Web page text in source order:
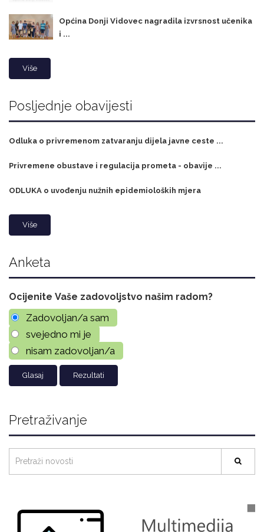
Općina Donji Vidovec nagradila izvrsnost učenika
i ...
Više
Posljednje obavijesti
Odluka o privremenom zatvaranju dijela javne ceste ...
Privremene obustave i regulacija prometa - obavije ...
ODLUKA o uvođenju nužnih epidemioloških mjera
Više
Anketa
Ocijenite Vaše zadovoljstvo našim radom?
Zadovoljan/a sam
svejedno mi je
nisam zadovoljan/a
Rezultati
Pretraživanje